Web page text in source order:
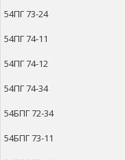
54ПГ 73-24
54ПГ 74-11
54ПГ 74-12
54ПГ 74-34
54БПГ 72-34
54БПГ 73-11